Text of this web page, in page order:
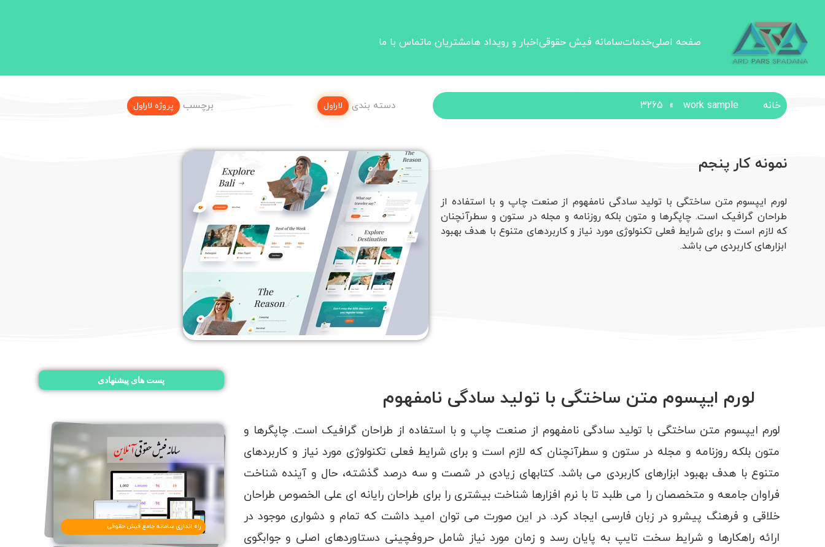
صفحه اصلیخدماتسامانه فیش حقوقیاخبار و رویداد هامشتریان ماتماس با ما
خانه work sample
»
3265 دسته بندی لاراول برچسب پروژه لاراول
نمونه کار پنجم
لورم ایپسوم متن ساختگی با تولید سادگی نامفهوم از صنعت چاپ و با استفاده از
طراحان گرافیک است. چاپگرها و متون بلکه روزنامه و مجله در ستون و سطرآنچنان
که لازم است و برای شرایط فعلی تکنولوژی مورد نیاز و کاربردهای متنوع با هدف بهبود
ابزارهای کاربردی می باشد.
لورم ایپسوم متن ساختگی با تولید سادگی نامفهوم
لورم ایپسوم متن ساختگی با تولید سادگی نامفهوم از صنعت چاپ و با استفاده از طراحان گرافیک است. چاپگرها و
متون بلکه روزنامه و مجله در ستون و سطرآنچنان که لازم است و برای شرایط فعلی تکنولوژی مورد نیاز و کاربردهای
متنوع با هدف بهبود ابزارهای کاربردی می باشد. کتابهای زیادی در شصت و سه درصد گذشته، حال و آینده شناخت
فراوان جامعه و متخصصان را می طلبد تا با نرم افزارها شناخت بیشتری را برای طراحان رایانه ای علی الخصوص طراحان
خلاقی و فرهنگ پیشرو در زبان فارسی ایجاد کرد. در این صورت می توان امید داشت که تمام و دشواری موجود در
ارائه راهکارها و شرایط سخت تایپ به پایان رسد و زمان مورد نیاز شامل حروفچینی دستاوردهای اصلی و جوابگوی
پست های پیشنهادی
راه اندازی سامانه جامع فیش حقوقی